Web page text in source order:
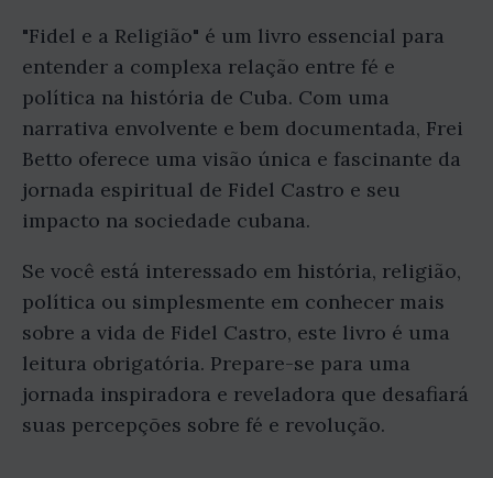
"Fidel e a Religião" é um livro essencial para
entender a complexa relação entre fé e
política na história de Cuba. Com uma
narrativa envolvente e bem documentada, Frei
Betto oferece uma visão única e fascinante da
jornada espiritual de Fidel Castro e seu
impacto na sociedade cubana.
Se você está interessado em história, religião,
política ou simplesmente em conhecer mais
sobre a vida de Fidel Castro, este livro é uma
leitura obrigatória. Prepare-se para uma
jornada inspiradora e reveladora que desafiará
suas percepções sobre fé e revolução.